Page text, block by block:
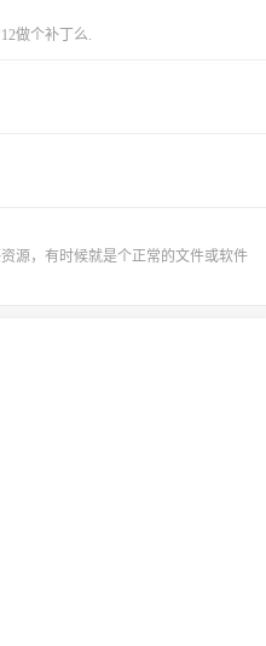
做个补丁么.
源，有时候就是个正常的文件或软件